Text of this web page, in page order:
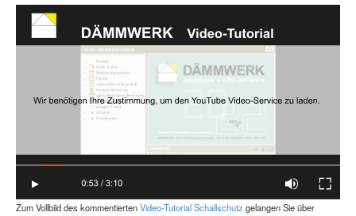
Zum Vollbild des kommentiertenVideo-Tutorial Schallschutz gelangen Sie über